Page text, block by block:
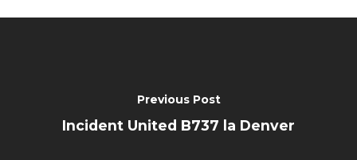
Previous Post
Incident United B737 la Denver